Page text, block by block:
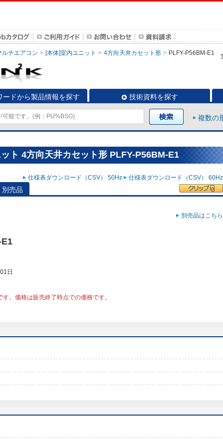
ルチエアコン [本体]室内ユニット 4方向天井カセット形 PLFY-P56BM-E1
ードから製品情報を探す 技術資料を探す
複数の
ト 4方向天井カセット形 PLFY-P56BM-E1
仕様表ダウンロード（CSV） 50Hz 仕様表ダウンロード（CSV） 60Hz
別売品
別売品はこちら
日
。価格は販売終了時点での価格です。